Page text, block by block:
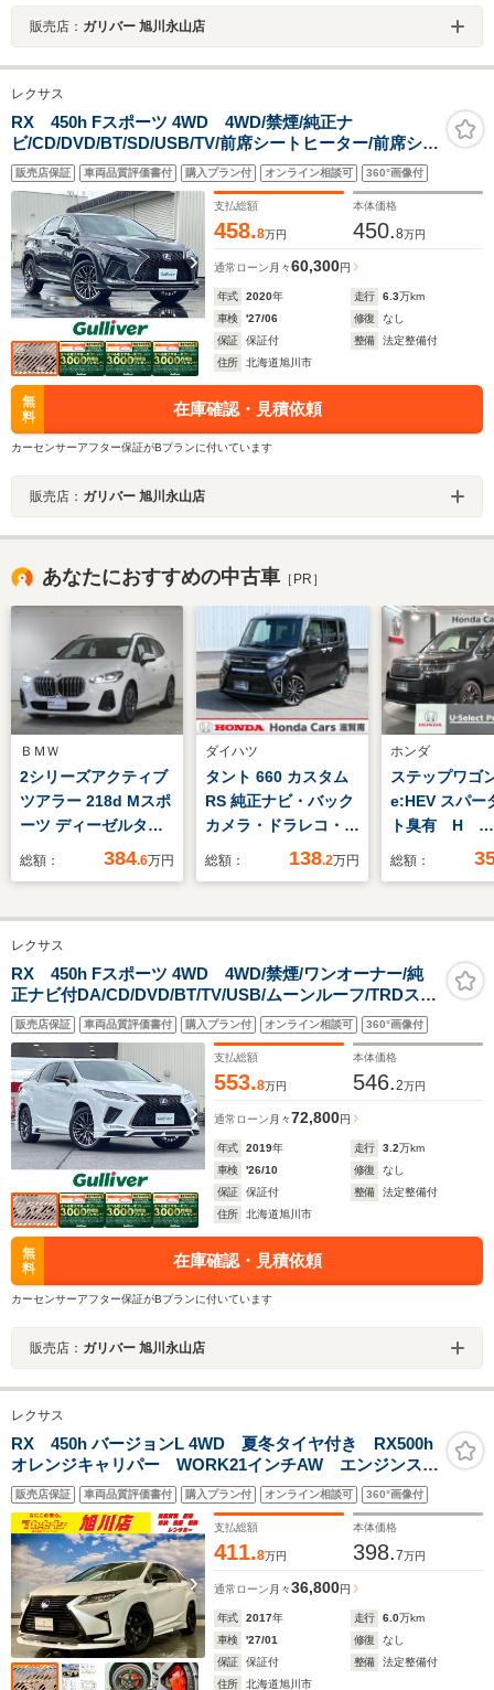
販売店： ガリバー 旭川永山店
レクサス
RX 450h Fスポーツ 4WD 4WD/禁煙/純正ナ
ビ/CD/DVD/BT/SD/USB/TV/前席シートヒーター/前席シー
トベンチレーション/前席パワーシート/運転席メモリ機能
付きパワーシート/電動リアゲート
販売店保証 車両品質評価書付 購入プラン付 オンライン相談可 360°画像付
支払総額
458.8万円
本体価格
450.8万円
通常ローン 月々60,300円
年式 2020年 走行 6.3万km
車検
'27/06 修復
なし
保証
保証付 整備
法定整備付
住所
北海道旭川市
無
料
在庫確認・見積依頼
カーセンサーアフター保証がBプランに付いています
販売店： ガリバー 旭川永山店
あなたにおすすめの中古車 ［PR］
ＢＭＷ
2シリーズアクティブ
ツアラー 218d Mスポ
ーツ ディーゼルター
ボ DCT テクノロジー
PDC Aトランク ス
マートキー ヘッドア
ップディスプレイ ア
クティブクルーズコン
トロール ステアリン
グヒーター 車線逸脱
警告 自社レンタカー
総額： 384.6万円
ダイハツ
タント 660 カスタム
RS 純正ナビ・バック
カメラ・ドラレコ・
総額： 138.2万円
ホンダ
ステップワゴ
e:HEV スパー
ト臭有 H
SENSING 最
Rカメラ
ラレコ Rモ
ETC LEDラ
側電動ドア
総額：
レクサス
RX 450h Fスポーツ 4WD 4WD/禁煙/ワンオーナー/純
正ナビ付DA/CD/DVD/BT/TV/USB/ムーンルーフ/TRDスポ
イラー(フロント/サイド/リアアンダー)/TRDエアロフェン
ダー&マフラー
販売店保証 車両品質評価書付 購入プラン付 オンライン相談可 360°画像付
支払総額
553.8万円
本体価格
546.2万円
通常ローン 月々72,800円
年式 2019年 走行 3.2万km
車検
'26/10 修復
なし
保証
保証付 整備
法定整備付
住所
北海道旭川市
無
料
在庫確認・見積依頼
カーセンサーアフター保証がBプランに付いています
販売店： ガリバー 旭川永山店
レクサス
RX 450h バージョンL 4WD 夏冬タイヤ付き RX500h
オレンジキャリパー WORK21インチAW エンジンスタ
ーター電動Rゲート フルタイム4WD エアバッグ 地
デジ 横滑り防止機能 革S Bモニ シートクーラー
販売店保証 車両品質評価書付 購入プラン付 オンライン相談可 360°画像付
支払総額
411.8万円
本体価格
398.7万円
通常ローン 月々36,800円
年式 2017年 走行 6.0万km
車検
'27/01 修復
なし
保証
保証付 整備
法定整備付
住所
北海道旭川市